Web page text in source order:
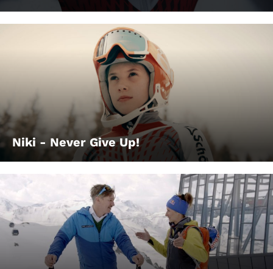
Niki - Never Give Up!